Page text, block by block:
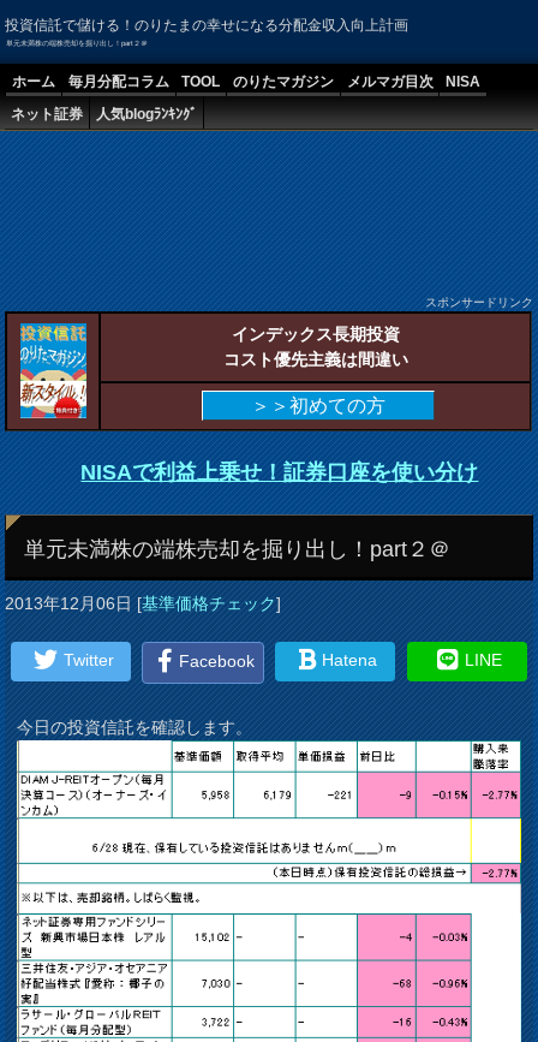
投資信託で儲ける！のりたまの幸せになる分配金収入向上計画
単元未満株の端株売却を掘り出し！part２＠
ホーム 毎月分配コラム TOOL のりたマガジン メルマガ目次
NISA
ネット証券
人気blogﾗﾝｷﾝｸﾞ
スポンサードリンク
インデックス長期投資
コスト優先主義は間違い
＞＞初めての方
NISAで利益上乗せ！証券口座を使い分け
単元未満株の端株売却を掘り出し！part２＠
2013年12月06日[基準価格チェック]
Twitter Facebook Hatena LINE
今日の投資信託を確認します。